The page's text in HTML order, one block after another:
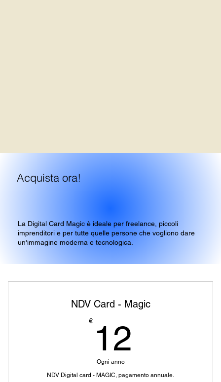
Acquista ora!
La Digital Card Magic è ideale per freelance, piccoli
imprenditori e per tutte quelle persone che vogliono dare
un'immagine moderna e tecnologica.
NDV Card - Magic
€ 12
Ogni anno
NDV Digital card - MAGIC, pagamento annuale.